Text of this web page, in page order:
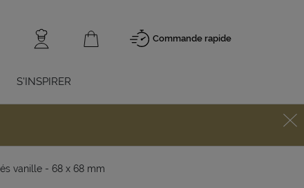
Commande rapide
S'INSPIRER
vanille - 68 x 68 mm